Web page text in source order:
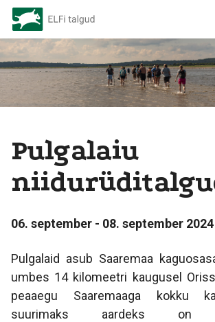
Pulgalaiu
06. september - 08. september 2024
Pulgalaid asub Saaremaa
umbes 14 kilomeetri kaugusel
peaaegu Saaremaaga kokku
suurimaks aardeks on